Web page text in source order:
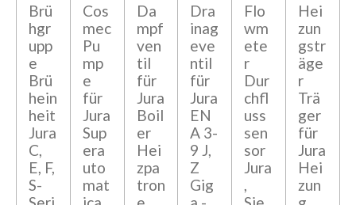
Brü
hgr
upp
e
Brü
hein
heit
Jura
C,
E, F,
S-
Cos
mec
Pu
mp
e
für
Jura
Sup
era
uto
mat
Da
mpf
ven
til
für
Jura
Boil
er
Hei
zpa
tron
Dra
inag
eve
ntil
für
Jura
EN
A 3-
9 J,
Z
Gig
Flo
wm
ete
r
Dur
chfl
uss
sen
sor
Jura
,
Hei
zun
gstr
äge
r
Trä
ger
für
Jura
Hei
zun